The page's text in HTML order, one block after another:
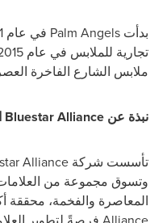
بدأتPalm Angels في عام 2011 كمشروع توثيق فوتوغرافي لثقافة متزلجي لوس أنجلوس من قبل
تجارية للملابس في عام 2015، لتشتهر بأسلوبها العصري الذي يمزج بين الرموز الثقافية والروح المتمردة. أصبحت
ملابس الشارع الفاخرة
نبذة عنBluestar Alliance
تأسست شركةAlliance
وتسوق مجموعة من العلامات
المعاصرة والفخمة، محققة أكثر من 9 مليارات دولار في المبيعات العالمية بالتجزئة. تتيح شبكة